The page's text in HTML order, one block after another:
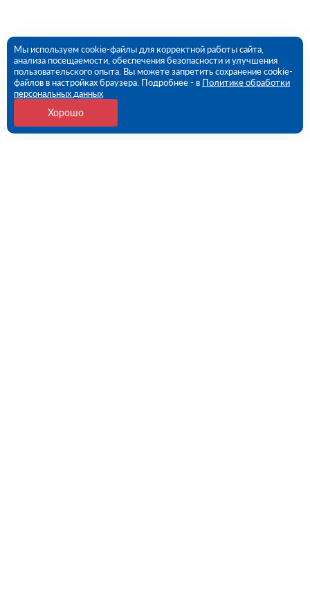
Мы используем cookie-файлы для корректной работы сайта,
анализа посещаемости, обеспечения безопасности и улучшения
пользовательского опыта. Вы можете запретить сохранение cookie-
файлов в настройках браузера. Подробнее - в Политике обработки
персональных данных
Хорошо